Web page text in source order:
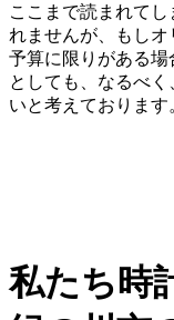
ここまで読まれて
れませんが、もしオ
予算に限りがある
としても、なるべ
いと考えております
私たち時